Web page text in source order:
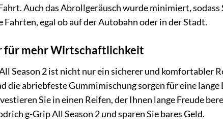
Auch das Abrollgeräusch wurde minimiert,
Fahrten, egal ob auf der Autobahn oder in der Stadt.
für mehr Wirtschaftlichkeit
Season 2 ist nicht nur ein sicherer und komfortabler
die abriebfeste Gummimischung sorgen für eine
Sie in einen Reifen, der Ihnen lange Freude
g-Grip All Season 2 und sparen Sie bares Geld.